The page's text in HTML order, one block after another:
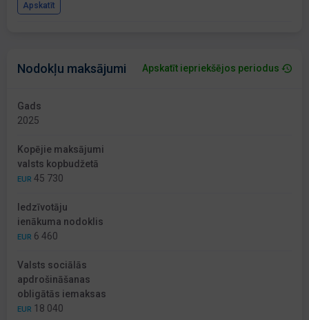
Apskatīt
Nodokļu maksājumi Apskatīt iepriekšējos periodus
Gads
2025
Kopējie maksājumi
valsts kopbudžetā
EUR 45 730
Iedzīvotāju
ienākuma nodoklis
EUR 6 460
Valsts sociālās
apdrošināšanas
obligātās iemaksas
EUR 18 040